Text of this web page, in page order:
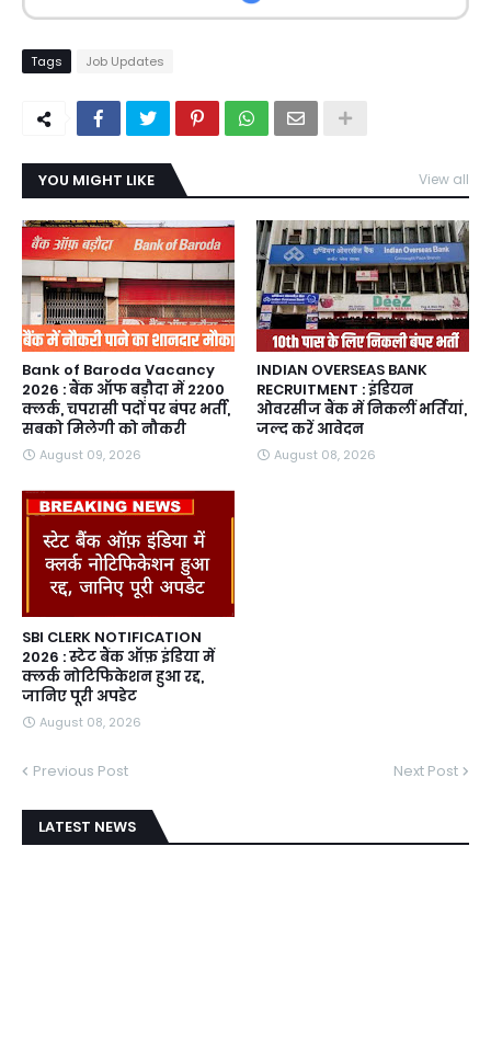
Tags Job Updates
YOU MIGHT LIKE View all
Bank of Baroda Vacancy
2026 : बैंक ऑफ बड़ौदा में 2200
क्लर्क, चपरासी पदों पर बंपर भर्ती,
सबको मिलेगी को नौकरी
August 09, 2026
INDIAN OVERSEAS BANK
RECRUITMENT : इंडियन
ओवरसीज बैंक में निकलीं भर्तियां,
जल्द करें आवेदन
August 08, 2026
SBI CLERK NOTIFICATION
2026 : स्टेट बैंक ऑफ़ इंडिया में
क्लर्क नोटिफिकेशन हुआ रद्द,
जानिए पूरी अपडेट
August 08, 2026
Previous Post Next Post
LATEST NEWS